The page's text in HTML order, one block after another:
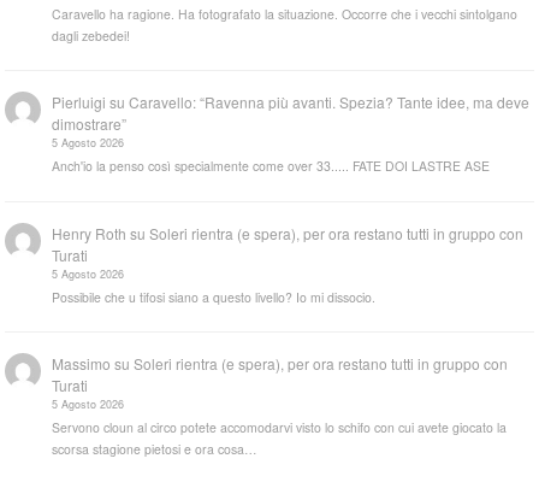
Caravello ha ragione. Ha fotografato la situazione. Occorre che i vecchi sintolgano
dagli zebedei!
Pierluigi suCaravello: “Ravenna più avanti. Spezia? Tante idee, ma deve
dimostrare”
5 Agosto 2026
Anch'io la penso così specialmente come over 33..... FATE DOI LASTRE ASE
Henry Roth suSoleri rientra (e spera), per ora restano tutti in gruppo con
Turati
5 Agosto 2026
Possibile che u tifosi siano a questo livello? Io mi dissocio.
Massimo suSoleri rientra (e spera), per ora restano tutti in gruppo con
Turati
5 Agosto 2026
Servono cloun al circo potete accomodarvi visto lo schifo con cui avete giocato la
scorsa stagione pietosi e ora cosa…